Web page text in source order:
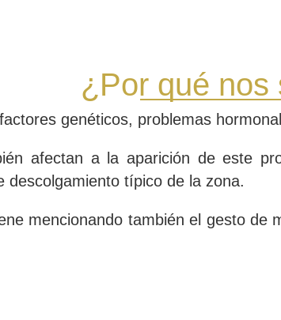
¿Por qué nos
genéticos, problemas
afectan a la aparición de este
descolgamiento típico de la zona.
mencionando también el gesto